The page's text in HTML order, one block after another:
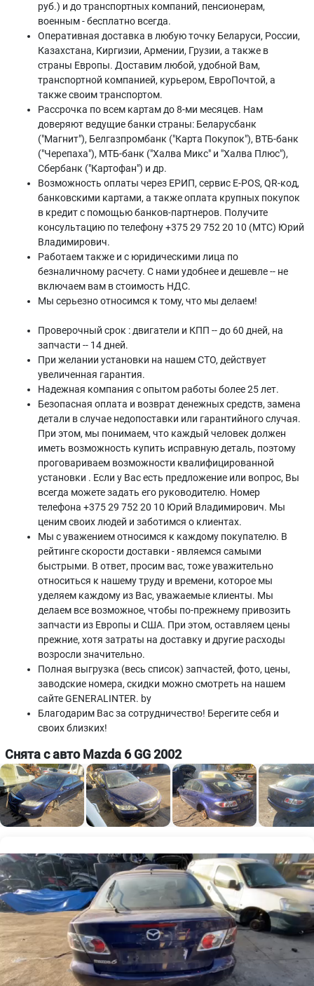
руб.) и до транспортных компаний, пенсионерам,
военным - бесплатно всегда.
Оперативная доставка в любую точку Беларуси, России,
Казахстана, Киргизии, Армении, Грузии, а также в
страны Европы. Доставим любой, удобной Вам,
транспортной компанией, курьером, ЕвроПочтой, а
также своим транспортом.
Рассрочка по всем картам до 8-ми месяцев. Нам
доверяют ведущие банки страны: Беларусбанк
("Магнит"), Белгазпромбанк ("Карта Покупок"), ВТБ-банк
("Черепаха"), МТБ-банк ("Халва Микс" и "Халва Плюс"),
Сбербанк ("Картофан") и др.
Возможность оплаты через ЕРИП, сервис E-POS, QR-код,
банковскими картами, а также оплата крупных покупок
в кредит с помощью банков-партнеров. Получите
консультацию по телефону +375 29 752 20 10 (МТС) Юрий
Владимирович.
Работаем также и с юридическими лица по
безналичному расчету. С нами удобнее и дешевле -- не
включаем вам в стоимость НДС.
Мы серьезно относимся к тому, что мы делаем!
Проверочный срок : двигатели и КПП -- до 60 дней, на
запчасти -- 14 дней.
При желании установки на нашем СТО, действует
увеличенная гарантия.
Надежная компания с опытом работы более 25 лет.
Безопасная оплата и возврат денежных средств, замена
детали в случае недопоставки или гарантийного случая.
При этом, мы понимаем, что каждый человек должен
иметь возможность купить исправную деталь, поэтому
проговариваем возможности квалифицированной
установки . Если у Вас есть предложение или вопрос, Вы
всегда можете задать его руководителю. Номер
телефона +375 29 752 20 10 Юрий Владимирович. Мы
ценим своих людей и заботимся о клиентах.
Мы с уважением относимся к каждому покупателю. В
рейтинге скорости доставки - являемся самыми
быстрыми. В ответ, просим вас, тоже уважительно
относиться к нашему труду и времени, которое мы
уделяем каждому из Вас, уважаемые клиенты. Мы
делаем все возможное, чтобы по-прежнему привозить
запчасти из Европы и США. При этом, оставляем цены
прежние, хотя затраты на доставку и другие расходы
возросли значительно.
Полная выгрузка (весь список) запчастей, фото, цены,
заводские номера, скидки можно смотреть на нашем
сайте GENERALINTER. by
Благодарим Вас за сотрудничество! Берегите себя и
своих близких!
Снята с авто Mazda 6 GG 2002